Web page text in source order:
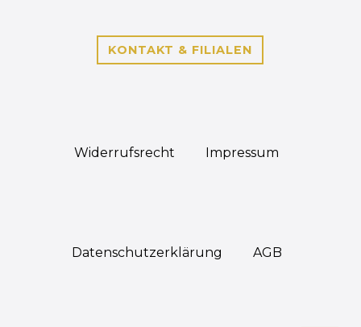
KONTAKT & FILIALEN
Widerrufs­recht Impressum
Daten­schutz­erklärung AGB